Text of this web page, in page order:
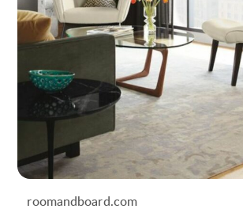
roomandboard.com